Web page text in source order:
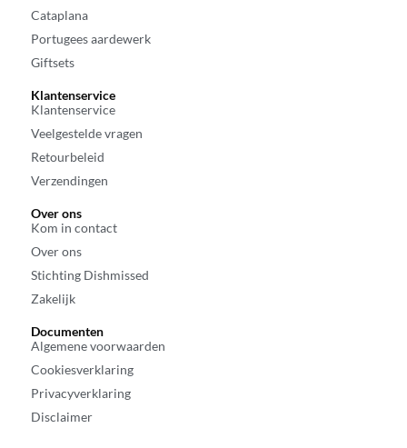
Cataplana
Portugees aardewerk
Giftsets
Klantenservice
Klantenservice
Veelgestelde vragen
Retourbeleid
Verzendingen
Over ons
Kom in contact
Over ons
Stichting Dishmissed
Zakelijk
Documenten
Algemene voorwaarden
Cookiesverklaring
Privacyverklaring
Disclaimer